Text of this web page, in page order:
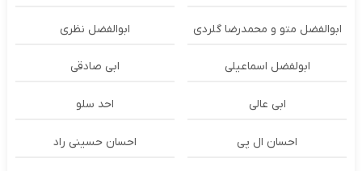
ابوالفضل متو و محمدرضا گلردی ابوالفضل نظری
ابولفضل اسماعیلی ابی صادقی
ابی عالی احد سلو
احسان ال پی احسان حسینی راد